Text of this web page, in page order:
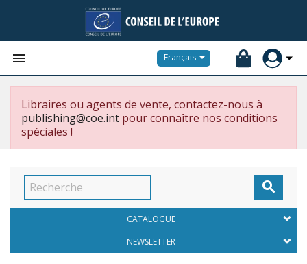
 Français
Libraires ou agents de vente, contactez-nous à
publishing@coe.int pour connaître nos conditions
spéciales !

CATALOGUE
NEWSLETTER